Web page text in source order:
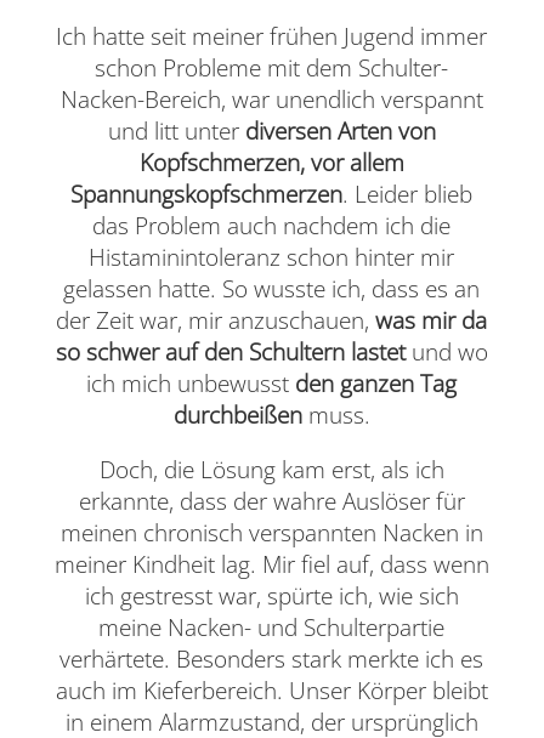
Ich hatte seit meiner frühen Jugend immer
schon Probleme mit dem Schulter-
Nacken-Bereich, war unendlich verspannt
und litt unter diversen Arten von
Kopfschmerzen, vor allem
Spannungskopfschmerzen. Leider blieb
das Problem auch nachdem ich die
Histaminintoleranz schon hinter mir
gelassen hatte. So wusste ich, dass es an
der Zeit war, mir anzuschauen,was mir da
so schwer auf den Schultern lastetund wo
ich mich unbewusst den ganzen Tag
durchbeißenmuss.
Doch, die Lösung kam erst, als ich
erkannte, dass der wahre Auslöser für
meinen chronisch verspannten Nacken in
meiner Kindheit lag. Mir fiel auf, dass wenn
ich gestresst war, spürte ich, wie sich
meine Nacken- und Schulterpartie
verhärtete. Besonders stark merkte ich es
auch im Kieferbereich. Unser Körper bleibt
in einem Alarmzustand, der ursprünglich